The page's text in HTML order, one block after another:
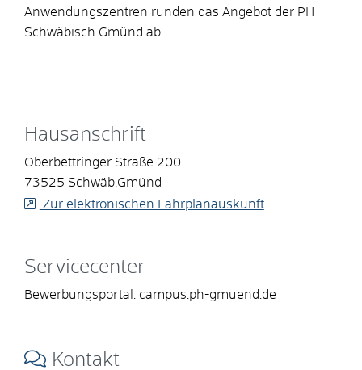
Anwendungszentren runden das Angebot der PH
Schwäbisch Gmünd ab.
Hausanschrift
Oberbettringer Straße 200
73525 Schwäb.Gmünd
Zur elektronischen Fahrplanauskunft
Servicecenter
Bewerbungsportal: campus.ph-gmuend.de
Kontakt